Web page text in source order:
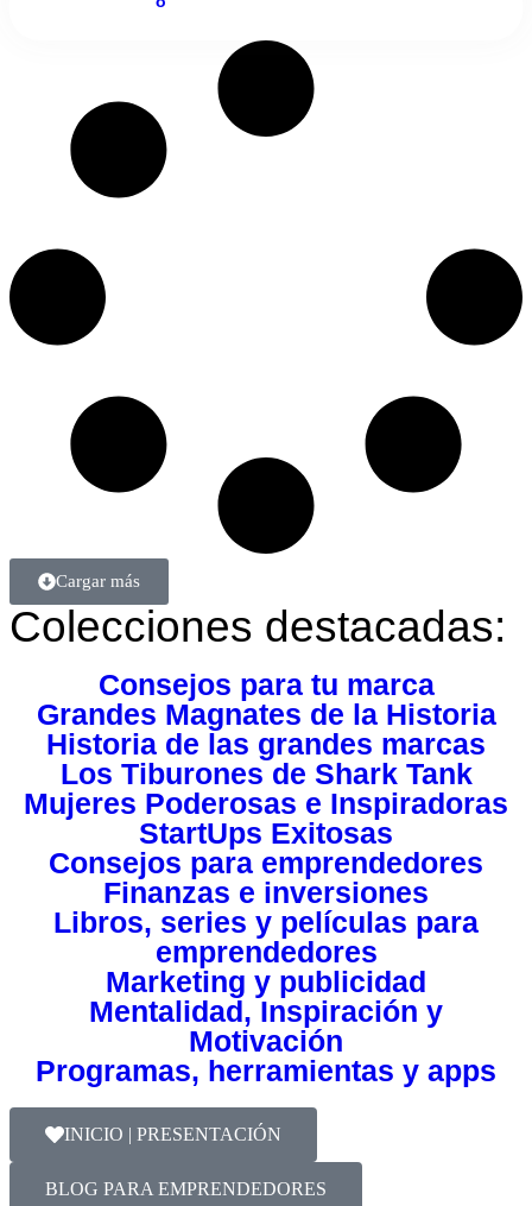
Cargar más
Colecciones destacadas:
Consejos para tu marca
Grandes Magnates de la Historia
Historia de las grandes marcas
Los Tiburones de Shark Tank
Mujeres Poderosas e Inspiradoras
StartUps Exitosas
Consejos para emprendedores
Finanzas e inversiones
Libros, series y películas para
emprendedores
Marketing y publicidad
Mentalidad, Inspiración y
Motivación
Programas, herramientas y apps
INICIO | PRESENTACIÓN
BLOG PARA EMPRENDEDORES